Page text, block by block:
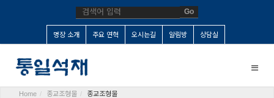
Go
명장 소개 주요 연혁 오시는길 알림방 상담실
Toggle
Home 종교조형물 종교조형물